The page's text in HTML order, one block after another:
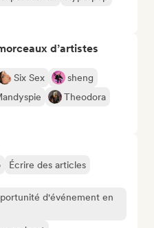
d’artistes
Six Sex
sheng
Theodora
Écrire des articles
d'événement en